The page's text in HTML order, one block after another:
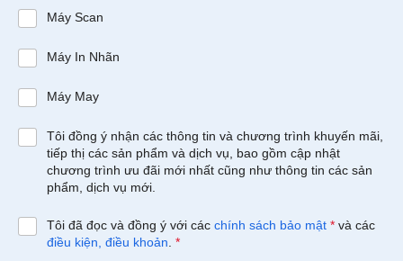
Máy Scan
Máy In Nhãn
Máy May
Tôi đồng ý nhận các thông tin và chương trình khuyến mãi,
tiếp thị các sản phẩm và dịch vụ, bao gồm cập nhật
chương trình ưu đãi mới nhất cũng như thông tin các sản
phẩm, dịch vụ mới.
Tôi đã đọc và đồng ý với các chính sách bảo mật * và các
điều kiện, điều khoản *